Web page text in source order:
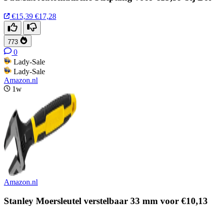
€15,39 €17,28
773
0
Lady-Sale
Lady-Sale
Amazon.nl
1w
Amazon.nl
Stanley Moersleutel verstelbaar 33 mm voor €10,13